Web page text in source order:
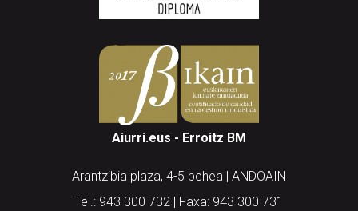
Aiurri.eus - Erroitz BM
Arantzibia plaza, 4-5 behea | ANDOAIN
Tel.: 943 300 732 | Faxa: 943 300 731